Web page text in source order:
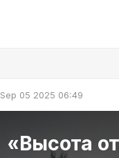
Sep 05 2025 06:49
«Высота